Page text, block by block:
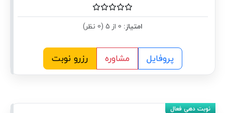
امتیاز:
پروفایل مشاوره رزرو نوبت